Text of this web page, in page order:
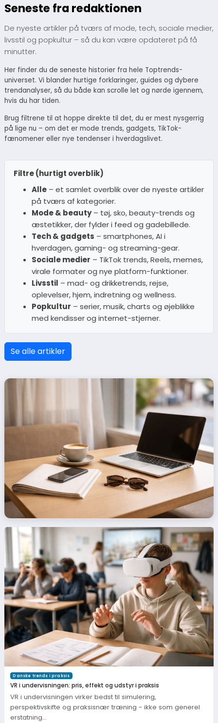
Seneste fra redaktionen
De nyeste artikler på tværs af mode, tech, sociale medier,
livsstil og popkultur – så du kan være opdateret på få
minutter.
Her finder du de seneste historier fra hele Toptrends-
universet. Vi blander hurtige forklaringer, guides og dybere
trendanalyser, så du både kan scrolle let og nørde igennem,
hvis du har tiden.
Brug filtrene til at hoppe direkte til det, du er mest nysgerrig
på lige nu – om det er mode trends, gadgets, TikTok-
fænomener eller nye tendenser i hverdagslivet.
Filtre (hurtigt overblik)
Alle– et samlet overblik over de nyeste artikler
på tværs af kategorier.
Mode & beauty– tøj, sko, beauty-trends og
æstetikker, der fylder i feed og gadebillede.
Tech & gadgets – smartphones, AI i
hverdagen, gaming- og streaming-gear.
Sociale medier – TikTok trends, Reels, memes,
virale formater og nye platform-funktioner.
Livsstil – mad- og drikketrends, rejse,
oplevelser, hjem, indretning og wellness.
Popkultur – serier, musik, charts og øjeblikke
med kendisser og internet-stjerner.
Se alle artikler
Danske trends i praksis
VR i undervisningen: pris, effekt og udstyr i praksis
VR i undervisningen virker bedst til simulering,
perspektivskifte og praksisnær træning - ikke som generel
erstatning…